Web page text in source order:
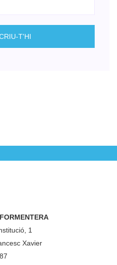
1
Xavier